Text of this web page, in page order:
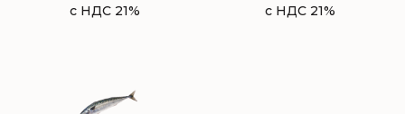
с НДС 21% с НДС 21%